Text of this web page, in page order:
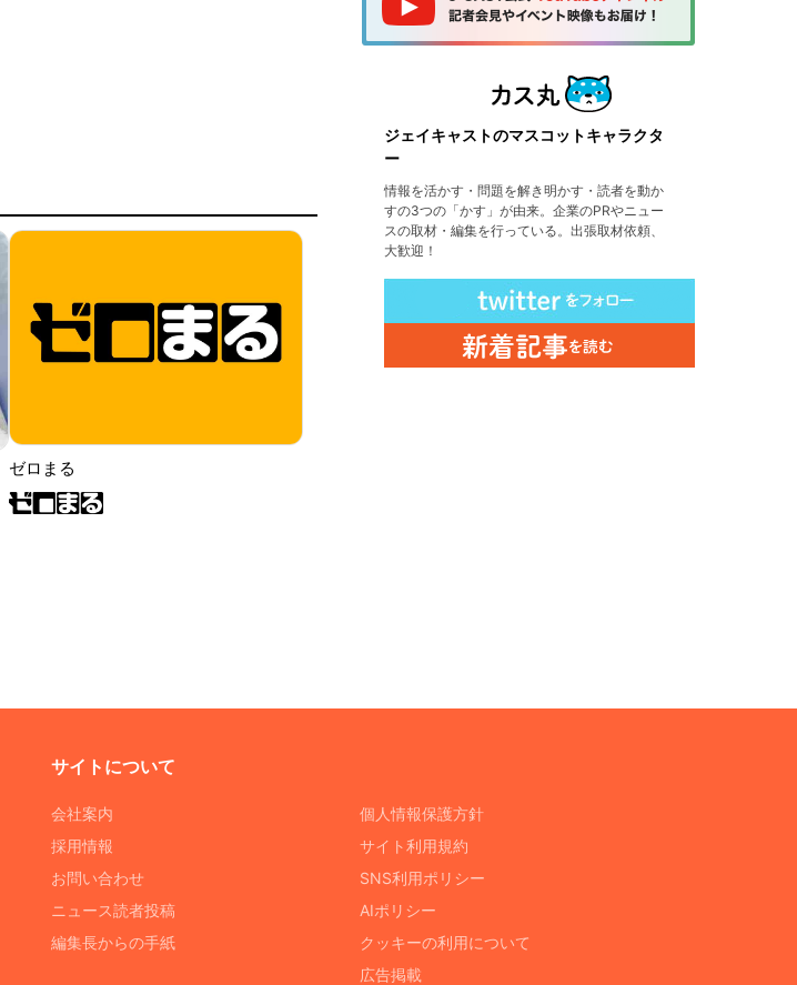
ゼロまる
ジェイキャストのマスコットキャラクタ
ー
情報を活かす・問題を解き明かす・読者を動か
すの3つの「かす」が由来。企業のPRやニュー
スの取材・編集を行っている。出張取材依頼、
大歓迎！
サイトについて
会社案内
採用情報
お問い合わせ
ニュース読者投稿
編集長からの手紙
個人情報保護方針
サイト利用規約
SNS利用ポリシー
AIポリシー
クッキーの利用について
広告掲載